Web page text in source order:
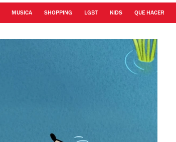
MUSICA SHOPPING LGBT KIDS QUE HACER